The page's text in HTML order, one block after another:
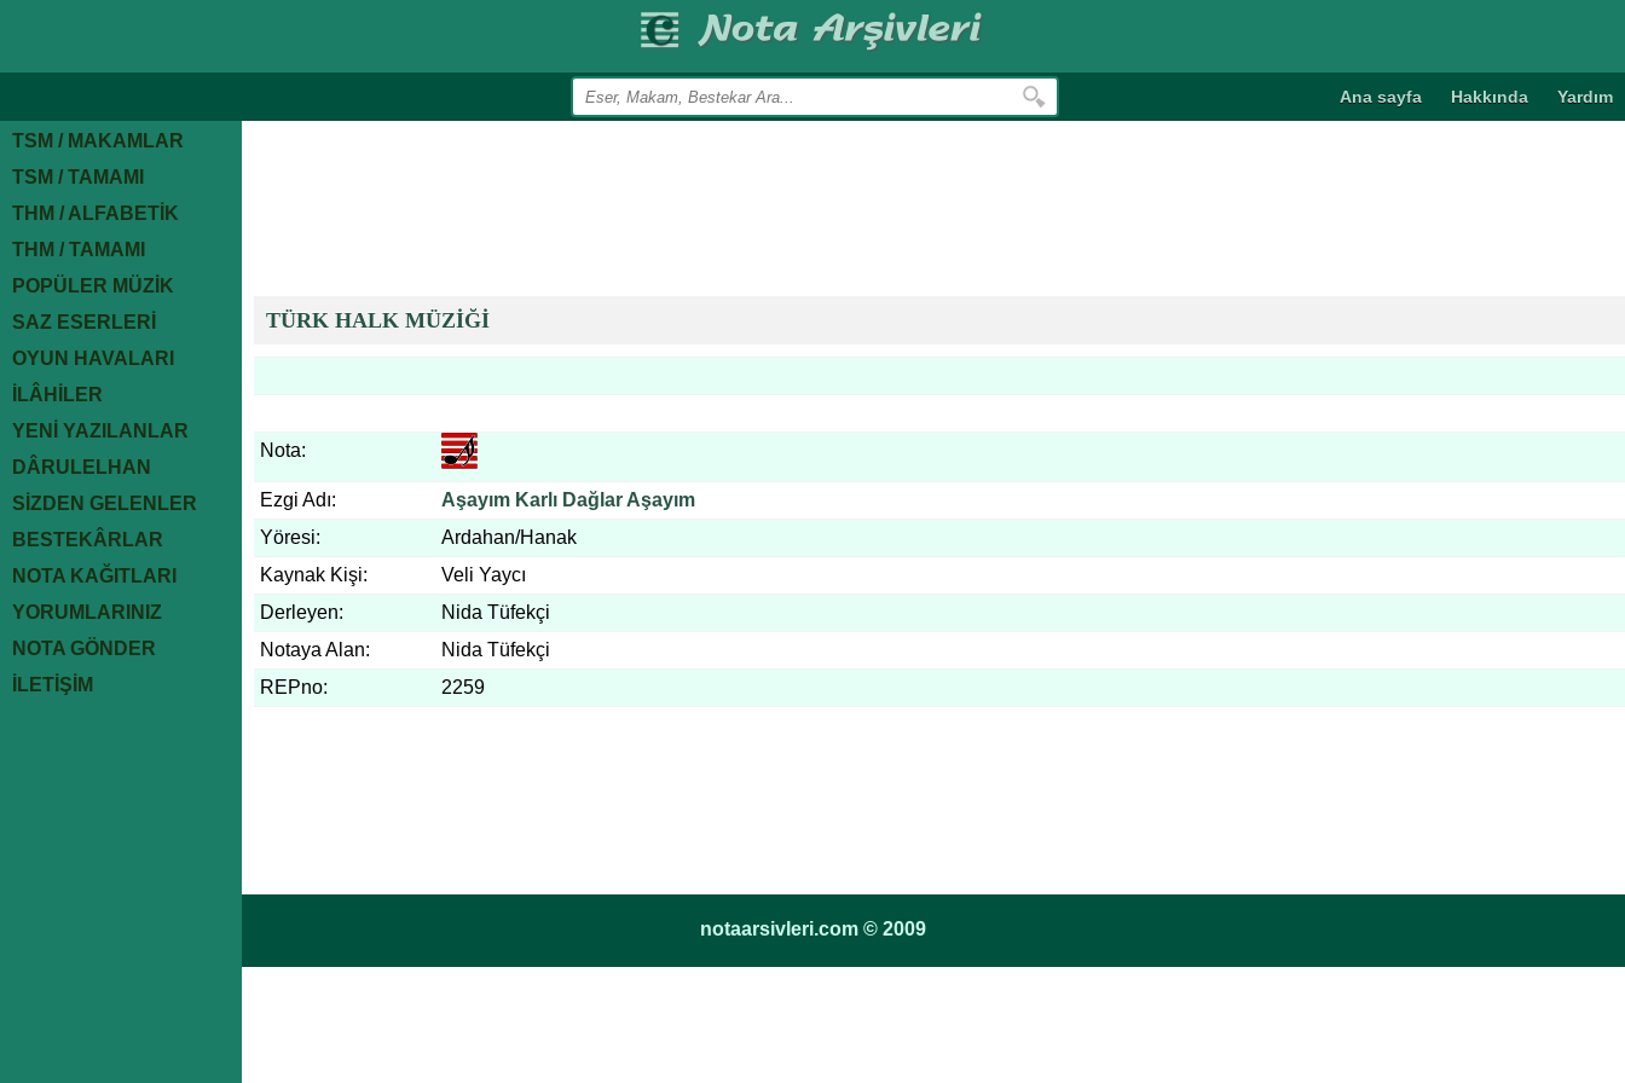
Ana sayfa Hakkında Yardım
TSM / MAKAMLAR
TSM / TAMAMI
THM / ALFABETİK
THM / TAMAMI
POPÜLER MÜZİK
SAZ ESERLERİ
OYUN HAVALARI
İLÂHİLER
YENİ YAZILANLAR
DÂRULELHAN
SİZDEN GELENLER
BESTEKÂRLAR
NOTA KAĞITLARI
YORUMLARINIZ
NOTA GÖNDER
İLETİŞİM
TÜRK HALK MÜZİĞİ
Nota:
Ezgi Adı:
Aşayım Karlı Dağlar Aşayım
Yöresi:
Ardahan/Hanak
Kaynak Kişi:
Veli Yaycı
Derleyen:
Nida Tüfekçi
Notaya Alan:
Nida Tüfekçi
REPno:
2259
notaarsivleri.com © 2009